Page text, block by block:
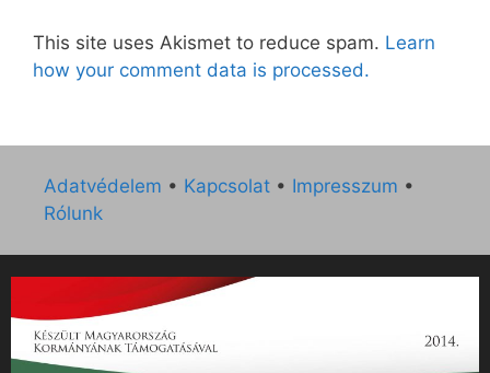
This site uses Akismet to reduce spam. Learn
how your comment data is processed.
Adatvédelem • Kapcsolat • Impresszum •
Rólunk